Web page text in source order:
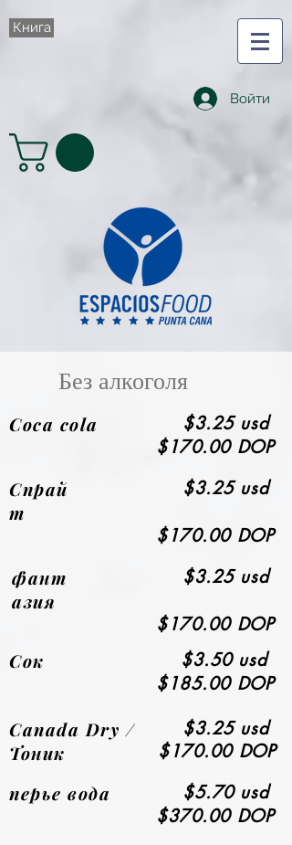
Книга
Войти
Без алкоголя
Coca cola
$3.25 usd
$170.00 DOP
Спрай
т
$3.25 usd
$170.00 DOP
фант
азия
$3.25 usd
$170.00 DOP
Сок
$3.50 usd
$185.00 DOP
Canada Dry /
Тоник
перье вода
$3.25 usd
$170.00 DOP
$5.70 usd
$370.00 DOP